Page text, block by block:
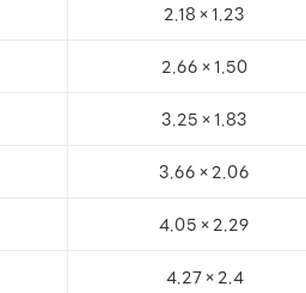
2.18×1.23
2.66×1.50
3.25×1.83
3.66×2.06
4.05×2.29
4.27×2.4